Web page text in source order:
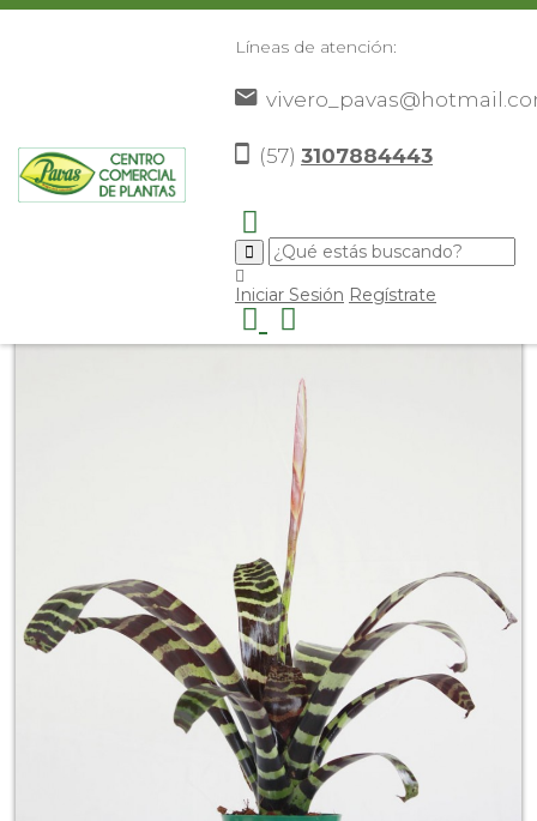
Líneas de atención:
(57) 3107884443
Iniciar Sesión Regístrate
Plantas> Plantas De Interior>